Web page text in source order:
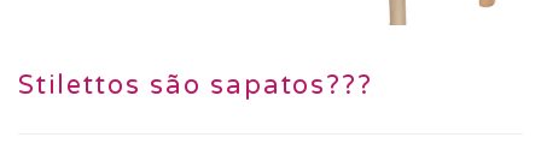
Stilettos são sapatos???